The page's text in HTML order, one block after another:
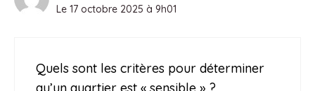
Le 17 octobre 2025 à 9h01
Quels sont les critères pour déterminer